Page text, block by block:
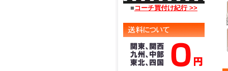
■ コーチ買付け紀行 >>